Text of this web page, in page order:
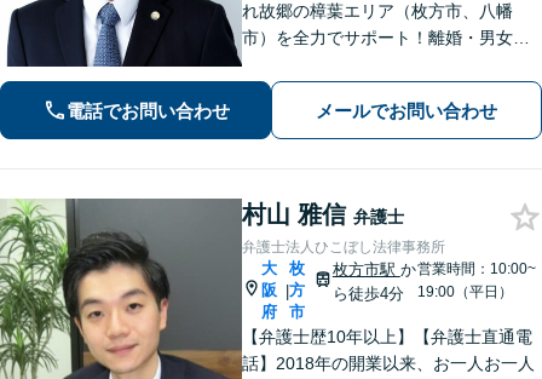
れ故郷の樟葉エリア（枚方市、八幡
市）を全力でサポート！離婚・男女問
交通事故などに注力。どんな小さなお
悩みでお気軽にご相談ください【夜
間・休日面談】【完全個室】【樟葉駅5
分】
電話でお問い合わせ メールでお問い合わせ
村山 雅信 弁護士
弁護士法人ひこぼし法律事務所
大
阪
府
|
枚
方
市
枚方市駅 か
ら徒歩4分
営業時間：10:00~
19:00（平日）
【弁護士歴10年以上】【弁護士直通電
話】2018年の開業以来、お一人お一人